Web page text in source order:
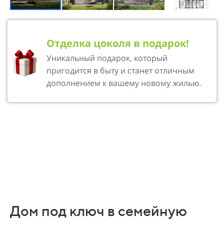
Отделка цоколя в подарок!
Уникальный подарок, который
пригодится в быту и станет отличным
дополнением к вашему новому жилью.
Дом под ключ в семейную